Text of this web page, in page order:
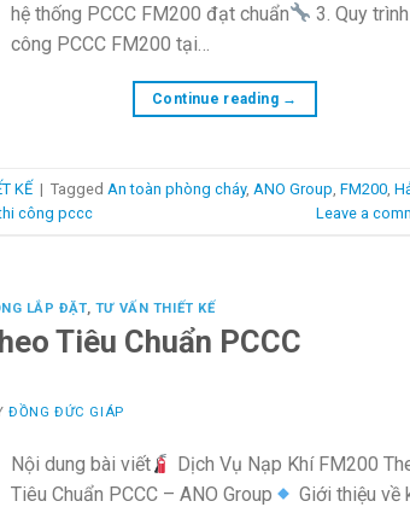
hệ thống PCCC FM200 đạt chuẩn
3. Quy
công PCCC FM200 tại…
Continue reading →
KẾ | Tagged An toàn phòng cháy, ANO Group FM200
công pccc Leave a
LẮP ĐẶT, TƯ VẤN THIẾT KẾ
Tiêu Chuẩn PCCC
ĐỒNG ĐỨC GIÁP
Nội dung bài viết
Dịch Vụ Nạp Khí FM200
Tiêu Chuẩn PCCC – ANO Group
Giới thiệu về